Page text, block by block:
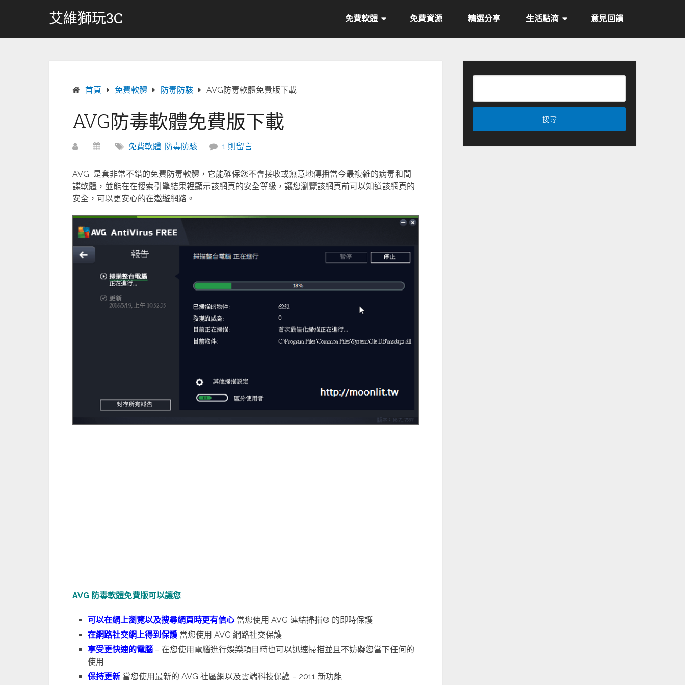
艾維獅玩3C 免費軟體 免費資源 精選分享 生活點滴 意見回饋
首頁 免費軟體 防毒防駭 AVG防毒軟體免費版下載
AVG防毒軟體免費版下載
免費軟體, 防毒防駭 1 則留言
AVG 是套非常不錯的免費防毒軟體，它能確保您不會接收或無意地傳播當今最複雜的病毒和間
諜軟體，並能在在搜索引擎結果裡顯示該網頁的安全等級，讓您瀏覽該網頁前可以知道該網頁的
安全，可以更安心的在遨遊網路。
AVG 防毒軟體免費版可以讓您
可以在網上瀏覽以及搜尋網頁時更有信心 當您使用 AVG 連結掃描® 的即時保護
在網路社交網上得到保護 當您使用 AVG 網路社交保護
享受更快速的電腦 – 在您使用電腦進行娛樂項目時也可以迅速掃描並且不妨礙您當下任何的
使用
保持更新 當您使用最新的 AVG 社區網以及雲端科技保護 – 2011 新功能